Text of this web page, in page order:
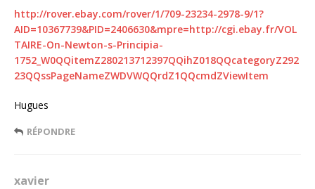
http://rover.ebay.com/rover/1/709-23234-2978-9/1?
AID=10367739&PID=2406630&mpre=http://cgi.ebay.fr/VOL
TAIRE-On-Newton-s-Principia-
1752_W0QQitemZ280213712397QQihZ018QQcategoryZ292
23QQssPageNameZWDVWQQrdZ1QQcmdZViewItem
Hugues
RÉPONDRE
xavier